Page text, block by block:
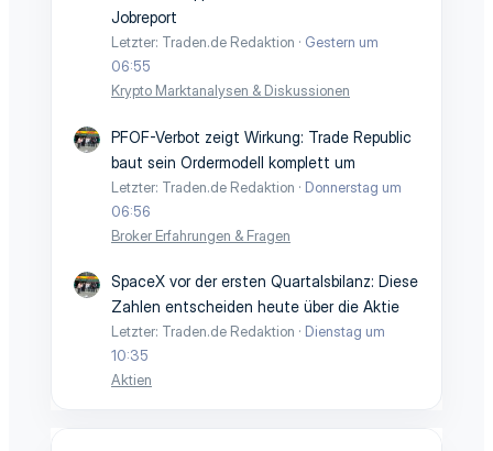
Jobreport
Letzter: Traden.de Redaktion
Gestern um
06:55
Krypto Marktanalysen & Diskussionen
PFOF-Verbot zeigt Wirkung: Trade Republic
baut sein Ordermodell komplett um
Letzter: Traden.de Redaktion
Donnerstag um
06:56
Broker Erfahrungen & Fragen
SpaceX vor der ersten Quartalsbilanz: Diese
Zahlen entscheiden heute über die Aktie
Letzter: Traden.de Redaktion
Dienstag um
10:35
Aktien